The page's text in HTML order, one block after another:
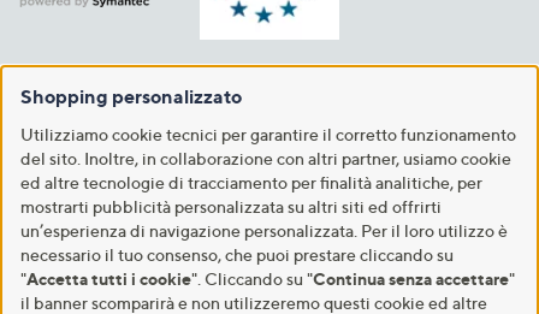
Shopping personalizzato
Utilizziamo cookie tecnici per garantire il corretto funzionamento
del sito. Inoltre, in collaborazione con altri partner, usiamo cookie
ed altre tecnologie di tracciamento per finalità analitiche, per
mostrarti pubblicità personalizzata su altri siti ed offrirti
un’esperienza di navigazione personalizzata. Per il loro utilizzo è
necessario il tuo consenso, che puoi prestare cliccando su
"Accetta tutti i cookie". Cliccando su "Continua senza accettare"
il banner scomparirà e non utilizzeremo questi cookie ed altre